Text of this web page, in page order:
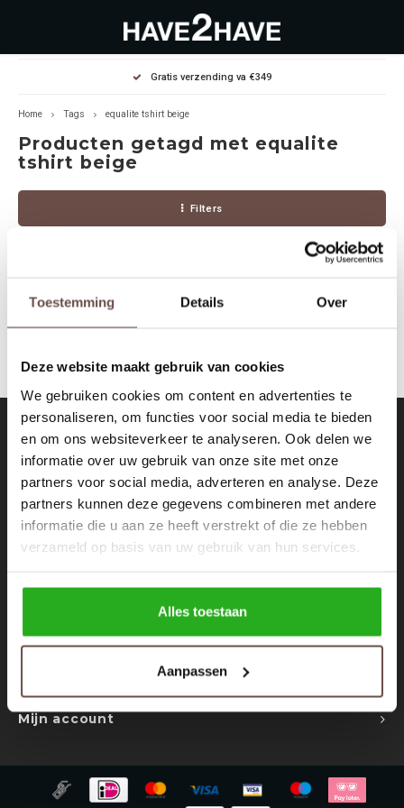
Toestemming Details Over
Deze website maakt gebruik van cookies
We gebruiken cookies om content en advertenties te
personaliseren, om functies voor social media te bieden
en om ons websiteverkeer te analyseren. Ook delen we
informatie over uw gebruik van onze site met onze
partners voor social media, adverteren en analyse. Deze
partners kunnen deze gegevens combineren met andere
informatie die u aan ze heeft verstrekt of die ze hebben
verzameld op basis van uw gebruik van hun services.
Alles toestaan
Aanpassen
Hoofdmenu / dames
Jassen Diverse
Winterjassen
T-shirts
Accessoires
Rokken
Tassen
Tops
Jumpsuites
Hoodies
Body's
Tracksuits
Sweaters
Hoofdmenu / heren
Hoodies
Sweaters
Joggers
Pullovers
Schoenen
Accessoires
Underwear
Jassen
Tracksuits
Bodywarmers
Trackpants
Overhemden
Hoofdmenu / outlet deals
Diverse
Heren
Gratis verzending va €349
Home Tags equalite tshirt beige
Producten getagd met equalite
tshirt beige
Filters
Geen producten gevonden!...
Contact
Nieuwsbrief
Ontvang de laatste updates, nieuws en aanbiedingen via email
Volg ons
Mijn account